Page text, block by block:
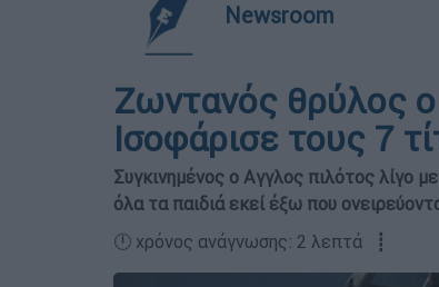
Newsroom
Ζωντανός θρύλος ο
Ισοφάρισε τους 7
Συγκινημένος ο Αγγλος πιλότος λίγο
όλα τα παιδιά εκεί έξω που
🕛 χρόνος ανάγνωσης: 2 λεπτά ┋